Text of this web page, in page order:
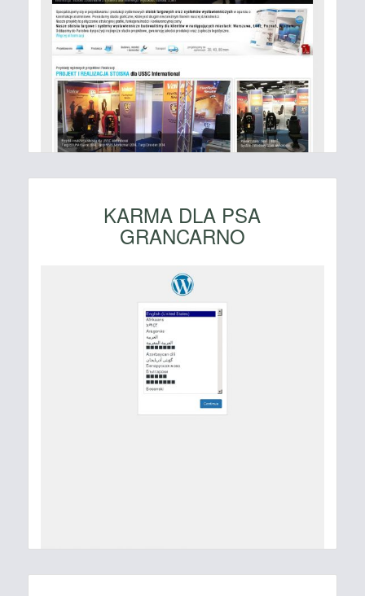
KARMA DLA PSA
GRANCARNO